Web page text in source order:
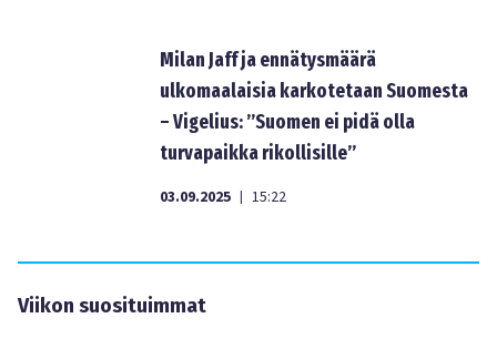
Milan Jaff ja ennätysmäärä
ulkomaalaisia karkotetaan Suomesta
– Vigelius: ”Suomen ei pidä olla
turvapaikka rikollisille”
03.09.2025 | 15:22
Viikon suosituimmat